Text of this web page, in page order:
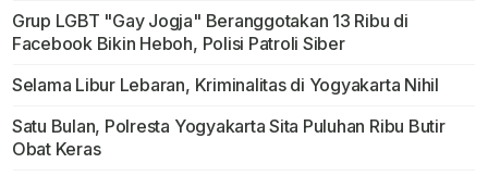
Grup LGBT "Gay Jogja" Beranggotakan 13 Ribu di
Facebook Bikin Heboh, Polisi Patroli Siber
Selama Libur Lebaran, Kriminalitas di Yogyakarta Nihil
Satu Bulan, Polresta Yogyakarta Sita Puluhan Ribu Butir
Obat Keras